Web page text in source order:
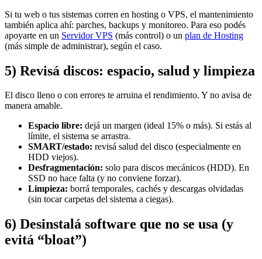
Si tu web o tus sistemas corren en hosting o VPS, el mantenimiento
también aplica ahí: parches, backups y monitoreo. Para eso podés
apoyarte en un Servidor VPS (más control) o un plan de Hosting
(más simple de administrar), según el caso.
5) Revisá discos: espacio, salud y limpieza
El disco lleno o con errores te arruina el rendimiento. Y no avisa de
manera amable.
Espacio libre: dejá un margen (ideal 15% o más). Si estás al
límite, el sistema se arrastra.
SMART/estado: revisá salud del disco (especialmente en
HDD viejos).
Desfragmentación: solo para discos mecánicos (HDD). En
SSD no hace falta (y no conviene forzar).
Limpieza: borrá temporales, cachés y descargas olvidadas
(sin tocar carpetas del sistema a ciegas).
6) Desinstalá software que no se usa (y
evitá “bloat”)